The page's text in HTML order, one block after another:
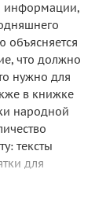
информации,
объясняется
что должно
нужно для
в книжке
народной
тексты
для